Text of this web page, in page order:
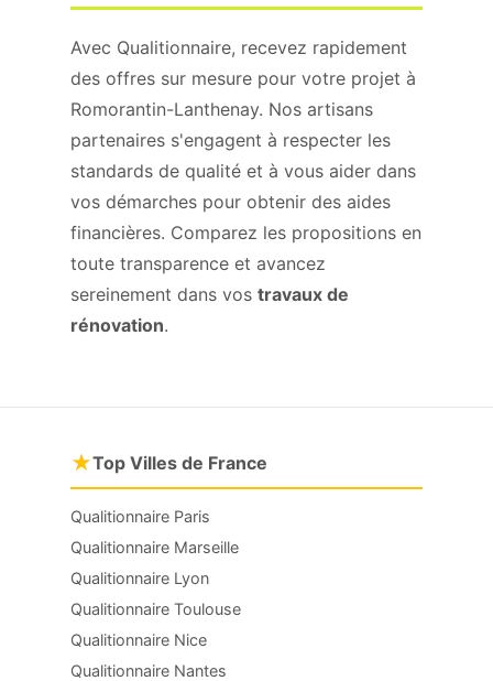
Avec Qualitionnaire, recevez rapidement
des offres sur mesure pour votre projet à
Romorantin-Lanthenay. Nos artisans
partenaires s'engagent à respecter les
standards de qualité et à vous aider dans
vos démarches pour obtenir des aides
financières. Comparez les propositions en
toute transparence et avancez
sereinement dans vos travaux de
rénovation.
★Top Villes de France
Qualitionnaire Paris
Qualitionnaire Marseille
Qualitionnaire Lyon
Qualitionnaire Toulouse
Qualitionnaire Nice
Qualitionnaire Nantes